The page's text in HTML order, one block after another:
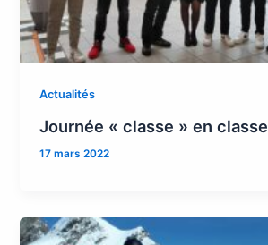
Actualités
Journée « classe » en classe
17 mars 2022